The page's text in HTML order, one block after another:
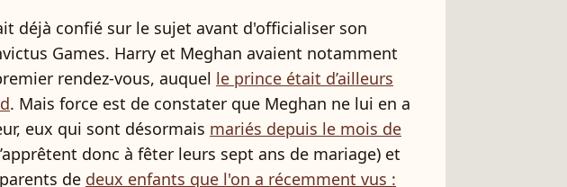
déjà confié sur le sujet avant d'officialiser son
Games. Harry et Meghan avaient notamment
rendez-vous, auquel le prince était d’ailleurs
. Mais force est de constater que Meghan ne lui en a
eux qui sont désormais mariés depuis le mois de
donc à fêter leurs sept ans de mariage) et
de deux enfants que l'on a récemment vus :